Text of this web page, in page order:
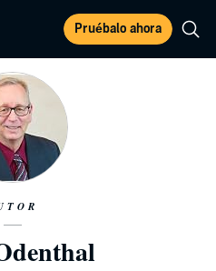
Pruébalo ahora